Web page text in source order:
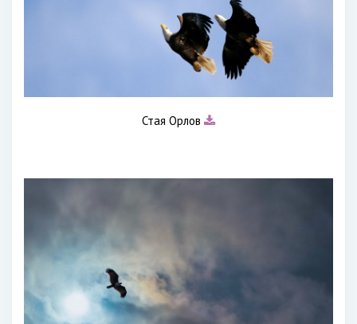
Стая Орлов